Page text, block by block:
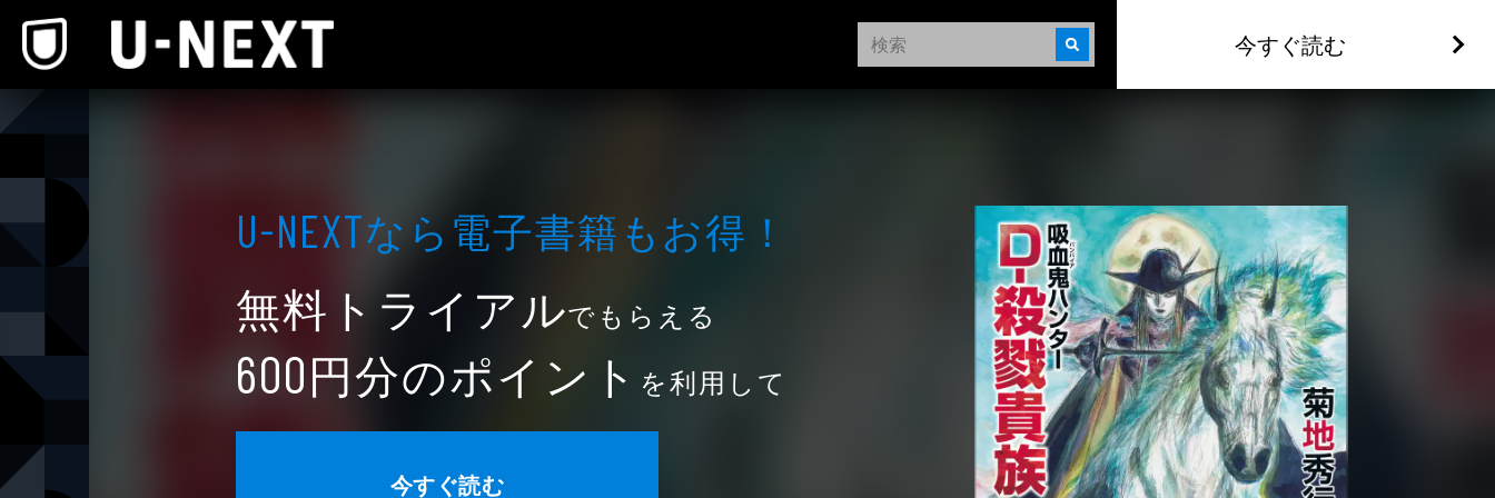
今すぐ読む
U-NEXTなら電⼦書籍もお得！
無料トライアルでもらえる
600円分のポイント を利用して
今すぐ読む